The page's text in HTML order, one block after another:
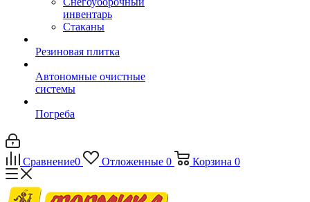
инвентарь
Стаканы
Резиновая плитка
Автономные очистные
системы
Погреба
Сравнение0 Отложенные 0 Корзина 0